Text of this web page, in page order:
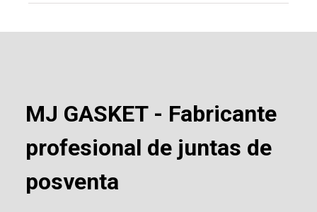
MJ GASKET - Fabricante
profesional de juntas de
posventa